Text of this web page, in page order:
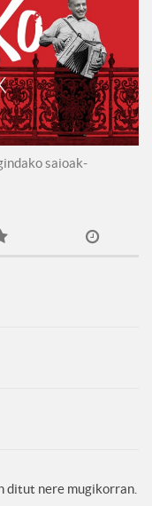
saioak-
ditut nere mugikorran.